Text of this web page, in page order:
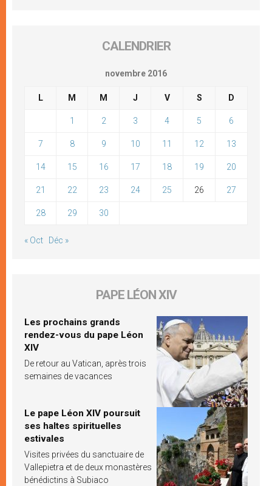
CALENDRIER
novembre 2016
L M M J V S D
1 2 3 4 5 6
7 8 9 10 11 12 13
14 15 16 17 18 19 20
21 22 23 24 25 26 27
28 29 30
« Oct Déc »
PAPE LÉON XIV
Les prochains grands
rendez-vous du pape Léon
XIV
De retour au Vatican, après trois
semaines de vacances
Le pape Léon XIV poursuit
ses haltes spirituelles
estivales
Visites privées du sanctuaire de
Vallepietra et de deux monastères
bénédictins à Subiaco